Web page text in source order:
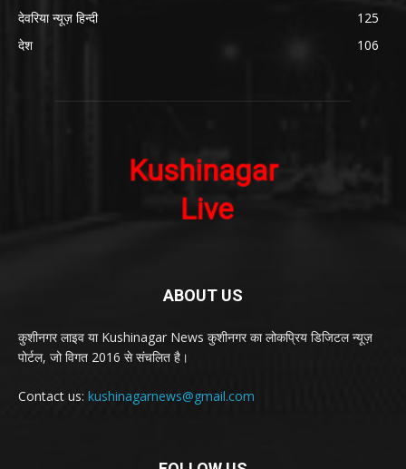
देवरिया न्यूज़ हिन्दी
125
देश
106
ABOUT US
कुशीनगर लाइव या Kushinagar News कुशीनगर का लोकप्रिय डिजिटल न्यूज़
पोर्टल, जो विगत 2016 से संचलित है।
Contact us: kushinagarnews@gmail.com